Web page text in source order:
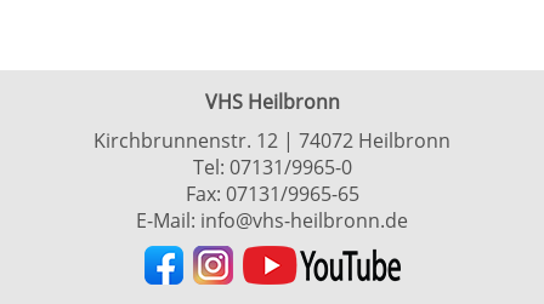
VHS Heilbronn
Kirchbrunnenstr. 12 | 74072 Heilbronn
Tel: 07131/9965-0
Fax: 07131/9965-65
E-Mail: info@vhs-heilbronn.de